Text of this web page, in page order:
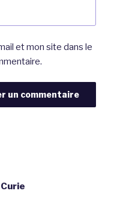
et mon site dans le